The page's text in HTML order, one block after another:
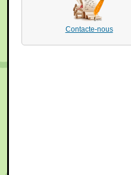
Contacte-nous